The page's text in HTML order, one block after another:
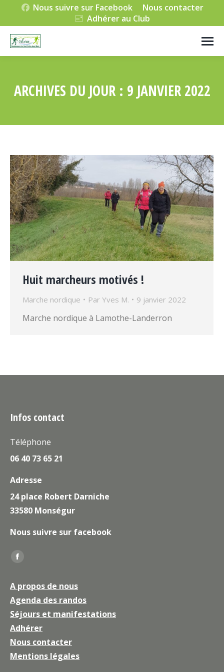
Nous suivre sur Facebook
Nous contacter
Adhérer au Club
ARCHIVES DU JOUR : 9 JANVIER 2022
Huit marcheurs motivés !
Marche nordique Par Yves M. 9 janvier 2022
Marche nordique à Lamothe-Landerron
Infos contact
Téléphone
06 40 73 65 21
Adresse
24 place Robert Darniche
33580 Monségur
Nous suivre sur facebook
Trouvez nous sur :
La
Facebook
s'ouvre
dans
une
nouvelle
fenêtre
A propos de nous
Agenda des randos
Séjours et manifestations
Adhérer
Nous contacter
Mentions légales